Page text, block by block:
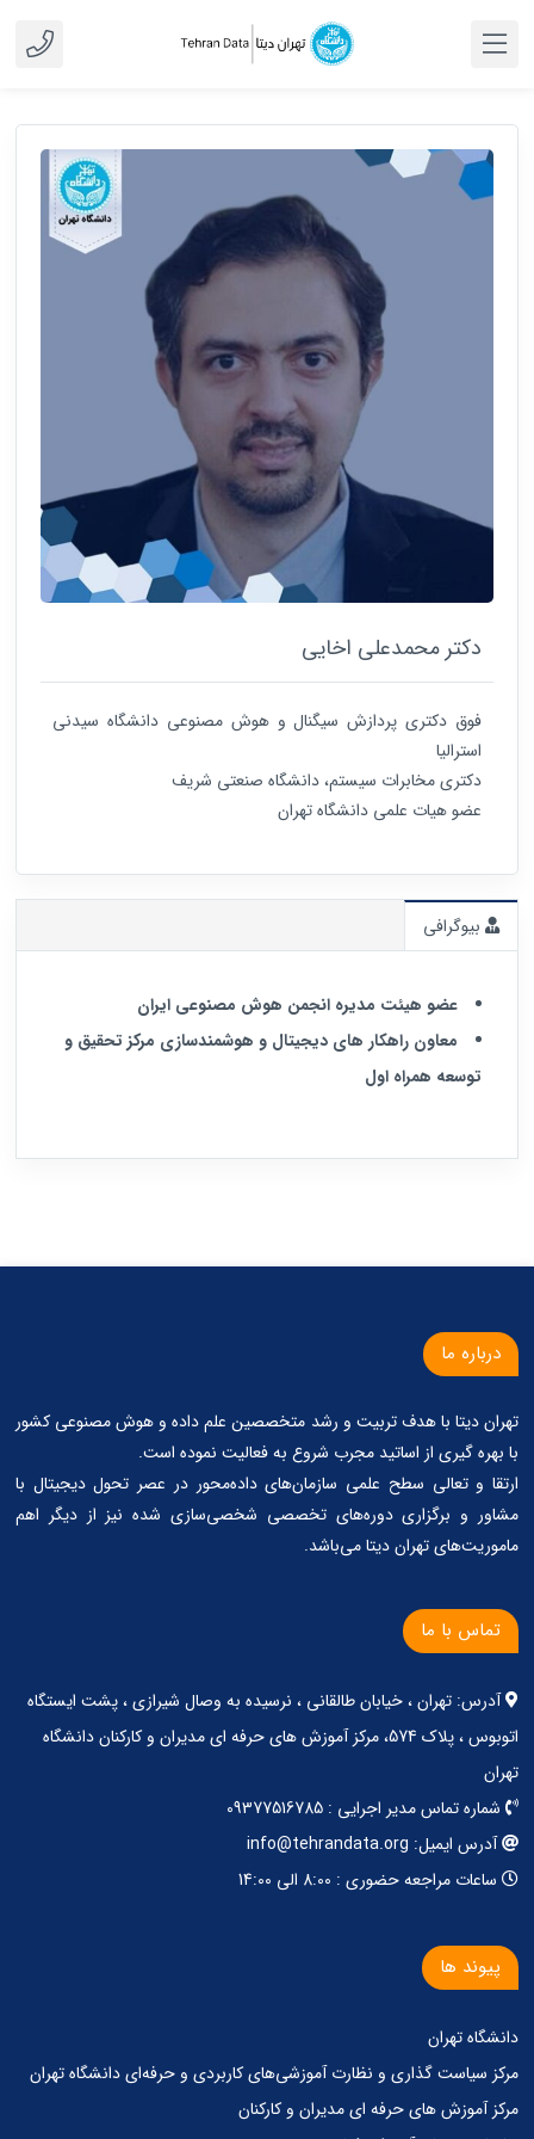
دکتر محمدعلی اخایی
فوق دکتری پردازش سیگنال و هوش مصنوعی دانشگاه سیدنی
استرالیا
دکتری مخابرات سیستم، دانشگاه صنعتی شریف
عضو هیات علمی دانشگاه تهران
بیوگرافی
عضو هیئت مدیره انجمن هوش مصنوعی ایران
معاون راهکار های دیجیتال و هوشمندسازی مرکز تحقیق و
توسعه همراه اول
درباره ما
تهران دیتا با هدف تربیت و رشد متخصصین علم داده و هوش مصنوعی کشور
با بهره گیری از اساتید مجرب شروع به فعالیت نموده است.
ارتقا و تعالی سطح علمی سازمان‌های داده‌محور در عصر تحول دیجیتال با
مشاور و برگزاری دوره‌های تخصصی شخصی‌سازی شده نیز از دیگر اهم
ماموریت‌های تهران دیتا می‌باشد.
تماس با ما
آدرس: تهران ، خیابان طالقانی ، نرسیده به وصال شیرازی ، پشت ایستگاه
اتوبوس ، پلاک 574، مرکز آموزش های حرفه ای مدیران و کارکنان دانشگاه
تهران
شماره تماس مدیر اجرایی : 09377516785
آدرس ایمیل: info@tehrandata.org
ساعات مراجعه حضوری : 8:00 الی 14:00
پیوند ها
دانشگاه تهران
مرکز‌ سیاست گذاری‌ و‌ نظارت آموزشی‌های کاربردی‌ و‌ حرفه‌ای دانشگاه تهران
مرکز آموزش های حرفه ای مدیران و کارکنان